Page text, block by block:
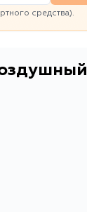
средства).